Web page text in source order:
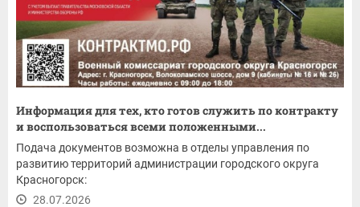
Информация для тех, кто готов служить по контракту
и воспользоваться всеми положенными...
Подача документов возможна в отделы управления по
развитию территорий администрации городского округа
Красногорск:
28.07.2026